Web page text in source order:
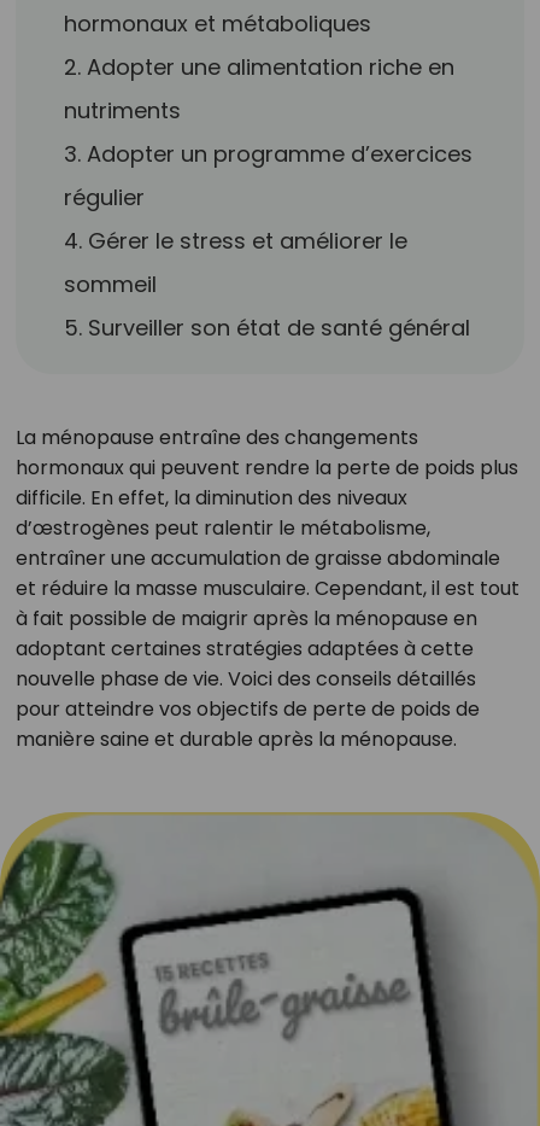
hormonaux et métaboliques
2. Adopter une alimentation riche en
nutriments
3. Adopter un programme d’exercices
régulier
4. Gérer le stress et améliorer le
sommeil
5. Surveiller son état de santé général
La ménopause entraîne des changements
hormonaux qui peuvent rendre la perte de poids plus
difficile. En effet, la diminution des niveaux
d’œstrogènes peut ralentir le métabolisme,
entraîner une accumulation de graisse abdominale
et réduire la masse musculaire. Cependant, il est tout
à fait possible de maigrir après la ménopause en
adoptant certaines stratégies adaptées à cette
nouvelle phase de vie. Voici des conseils détaillés
pour atteindre vos objectifs de perte de poids de
manière saine et durable après la ménopause.